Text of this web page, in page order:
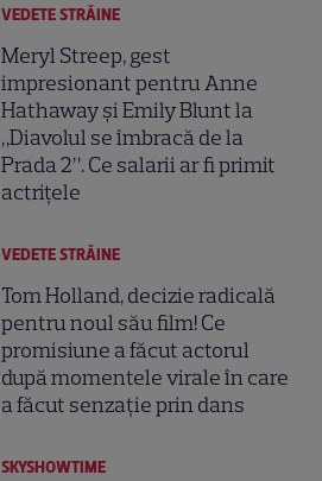
VEDETE STRĂINE
Meryl Streep, gest
impresionant pentru Anne
Hathaway și Emily Blunt la
„Diavolul se îmbracă de la
Prada 2”. Ce salarii ar fi primit
actrițele
VEDETE STRĂINE
Tom Holland, decizie radicală
pentru noul său film! Ce
promisiune a făcut actorul
după momentele virale în care
a făcut senzație prin dans
SKYSHOWTIME